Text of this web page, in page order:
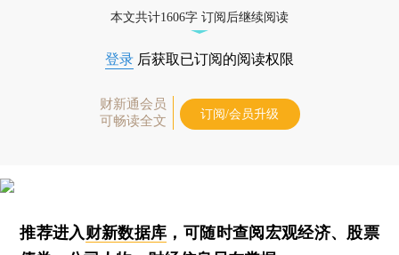
本文共计1606字 订阅后继续阅读
登录 后获取已订阅的阅读权限
财新通会员
可畅读全文
订阅/会员升级
推荐进入财新数据库 ，可随时查阅宏观经济、股票